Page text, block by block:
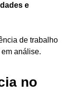
e
de trabalho
análise.
no